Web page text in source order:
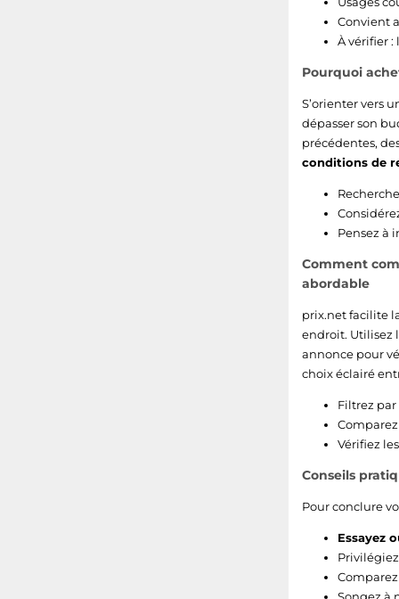
Convient
À vérifier :
Pourquoi
S’orienter vers
dépasser son
précédentes,
conditions de
Pensez à
Comment
abordable
prix.net facilite
endroit. Utilisez
annonce pour
choix éclairé
Filtrez
Vérifiez
Conseils
Pour conclure
Essayez
Songez à